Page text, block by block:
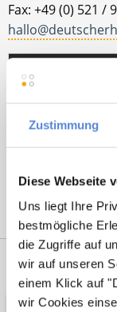
Zustimmung
Diese Webseite
Uns liegt Ihre
bestmögliche
die Zugriffe auf
wir auf unseren
einem Klick auf
wir Cookies
Fax: +49 (0) 521 /
Netzwerk-